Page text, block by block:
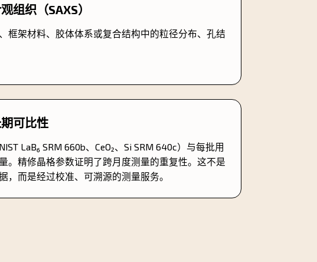
组织（SAXS）
框架材料、胶体体系或复合结构中的粒径分布、孔结
可比性
LaB₆ SRM 660b、CeO₂、Si SRM 640c）与每批用
。精修晶格参数证明了跨月度测量的重复性。这不是
，而是经过校准、可溯源的测量服务。